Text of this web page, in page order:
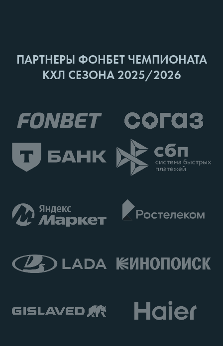
ПАРТНЕРЫ ФОНБЕТ ЧЕМПИОНАТА
КХЛ СЕЗОНА 2025/2026